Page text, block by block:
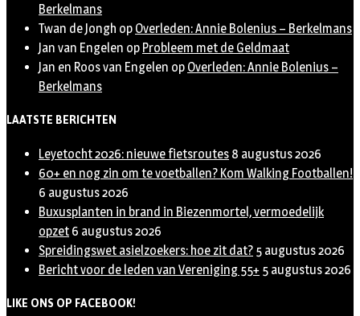
Berkelmans
Twan de Jongh op Overleden: Annie Bolenius – Berkelmans
Jan van Engelen op Probleem met de Geldmaat
Jan en Roos van Engelen op Overleden: Annie Bolenius –
Berkelmans
LAATSTE BERICHTEN
Leyetocht 2026: nieuwe fietsroutes 8 augustus 2026
60+ en nog zin om te voetballen? Kom Walking Footballen!
6 augustus 2026
Buxusplanten in brand in Biezenmortel, vermoedelijk
opzet 6 augustus 2026
Spreidingswet asielzoekers: hoe zit dat? 5 augustus 2026
Bericht voor de leden van Vereniging 55+ 5 augustus 2026
LIKE ONS OP FACEBOOK!